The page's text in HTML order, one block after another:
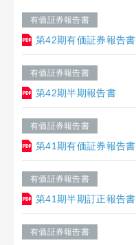
有価証券報告書
第42期有価証券報告書
有価証券報告書
第42期半期報告書
有価証券報告書
第41期有価証券報告書
有価証券報告書
第41期半期訂正報告書
有価証券報告書